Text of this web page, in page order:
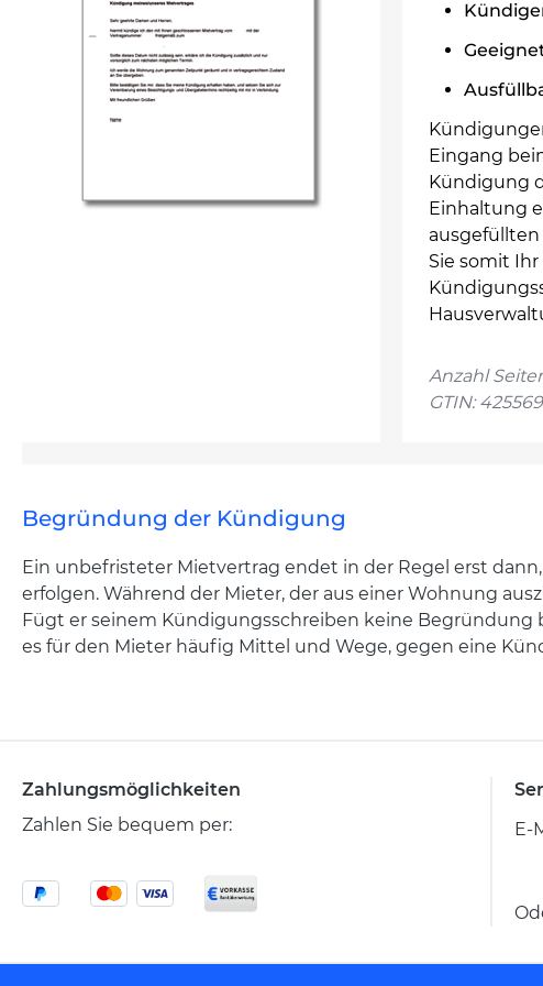
Eingang
Kündigung
Einhaltung
Sie somit
Anzahl
GTIN:
Begründung der Kündigung
Ein unbefristeter Mietvertrag endet in der Regel erst
erfolgen. Während der Mieter, der aus einer Wohnung
Fügt er seinem Kündigungsschreiben keine
es für den Mieter häufig Mittel und Wege, gegen eine
Zahlungsmöglichkeiten
Zahlen Sie bequem per:
E-